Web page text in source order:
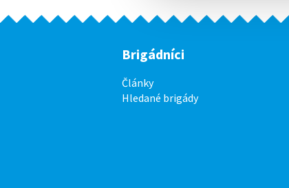
Brigádníci
Články
Hledané brigády